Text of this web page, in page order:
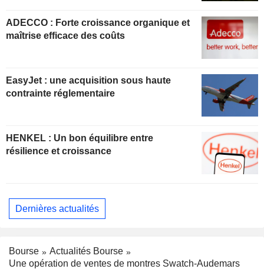
ADECCO : Forte croissance organique et
maîtrise efficace des coûts
EasyJet : une acquisition sous haute
contrainte réglementaire
HENKEL : Un bon équilibre entre
résilience et croissance
Dernières actualités
Bourse
Actualités Bourse
Une opération de ventes de montres Swatch-Audemars